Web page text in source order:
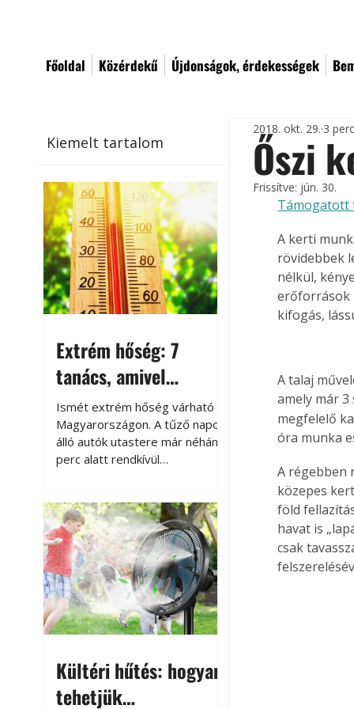
Főoldal Közérdekű Újdonságok, érdekességek
Kiemelt tartalom
Extrém hőség: 7
tanács, amivel
megóvhatjuk
autónkat a nyári
károktól
Ismét extrém hőség várható
Magyarországon. A tűző napon
álló autók utastere már néhány
perc alatt rendkívül
megközelítheti. Ez nemcsak a
beszállást teszi kellemetlenné,
hanem az autó állapotára és a
benne hagyott tárgyakra is
káros hatással lehet. Néhány
egyszerű óvintézkedéssel
azonban jelentősen
csökkenthetjük a hőség káros
Kültéri hűtés: hogyan
tehetjük
Őszi
2018. okt. 29. 3
Frissítve: jún. 30.
Támogatott
A kerti
rövidebbek
nélkül,
erőforrások
kifogás,
A talaj
amely már
megfelelő
óra munka
A régebben
közepes
föld
havat is
csak